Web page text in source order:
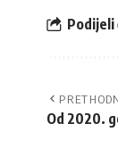
Podijeli
Od 2020.